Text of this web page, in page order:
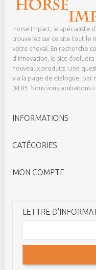
Horse Impact, le spécialiste
trouverez sur ce site tout le
votre cheval. En recherche
d’innovation, le site
nouveaux produits. Une
via la page de dialogue, par
04 85. Nous vous souhaitons
INFORMATIONS
CATÉGORIES
MON COMPTE
LETTRE